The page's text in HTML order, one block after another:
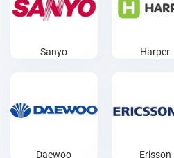
Sanyo Harper
Daewoo Erisson